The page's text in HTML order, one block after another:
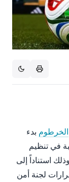
الخرطوم بدء
في تنظيم
وذلك استناداً إلى
الفنية والأدبية لسنة 2015 وقرارات لجنة أمن